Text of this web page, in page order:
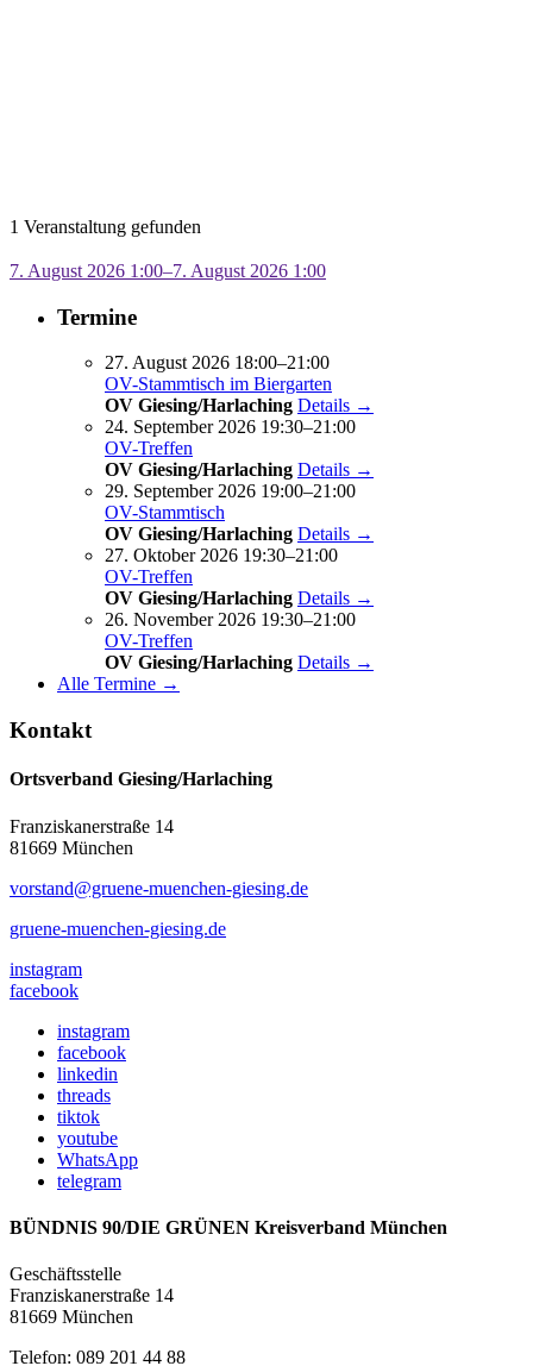
1 Veranstaltung gefunden
7. August 2026 1:00–7. August 2026 1:00
Termine
27. August 2026 18:00–21:00
OV-Stammtisch im Biergarten
OV Giesing/Harlaching Details →
24. September 2026 19:30–21:00
OV-Treffen
OV Giesing/Harlaching Details →
29. September 2026 19:00–21:00
OV-Stammtisch
OV Giesing/Harlaching Details →
27. Oktober 2026 19:30–21:00
OV-Treffen
OV Giesing/Harlaching Details →
26. November 2026 19:30–21:00
OV-Treffen
OV Giesing/Harlaching Details →
Alle Termine →
Kontakt
Ortsverband Giesing/Harlaching
Franziskanerstraße 14
81669 München
vorstand@gruene-muenchen-giesing.de
gruene-muenchen-giesing.de
instagram
facebook
instagram
facebook
linkedin
threads
tiktok
youtube
WhatsApp
telegram
BÜNDNIS 90/DIE GRÜNEN Kreisverband München
Geschäftsstelle
Franziskanerstraße 14
81669 München
Telefon: 089 201 44 88